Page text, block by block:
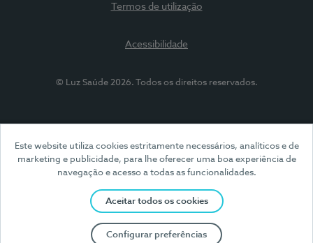
Este website utiliza cookies estritamente necessários, analíticos e de
marketing e publicidade, para lhe oferecer uma boa experiência de
navegação e acesso a todas as funcionalidades.
Aceitar todos os cookies
Configurar preferências
Termos de utilização
Acessibilidade
© Luz Saúde 2026. Todos os direitos reservados.